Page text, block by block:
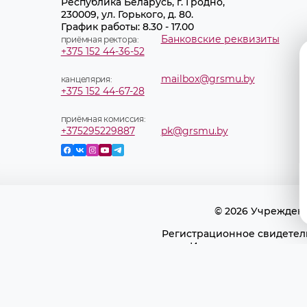
230009, ул. Горького, д. 80.
График работы: 8.30 - 17.00
приёмная ректора:
+375 152 44-36-52
Банковские реквизиты
канцелярия:
+375 152 44-67-28
mailbox@grsmu.by
приёмная комиссия:
+375295229887 pk@grsmu.by
© 2026
Регистрационное
Использование